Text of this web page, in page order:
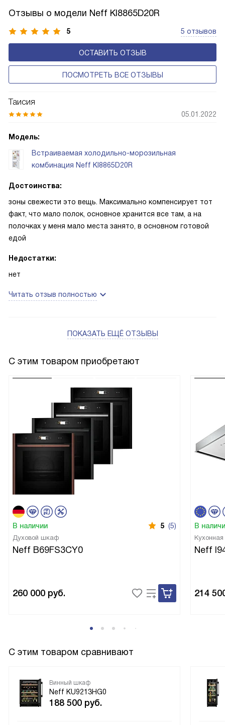
Отзывы о модели Neff KI8865D20R
5 5 отзывов
ОСТАВИТЬ ОТЗЫВ
ПОСМОТРЕТЬ ВСЕ ОТЗЫВЫ
Таисия
05.01.2022
Модель:
Встраиваемая холодильно-морозильная
комбинация Neff KI8865D20R
Достоинства:
зоны свежести это вещь. Максимально компенсирует тот
факт, что мало полок, основное хранится все там, а на
полочках у меня мало места занято, в основном готовой
едой
Недостатки:
нет
Читать отзыв полностью
ПОКАЗАТЬ ЕЩЁ ОТЗЫВЫ
С этим товаром приобретают
В наличии 5 (5)
Духовой шкаф
Neff B69FS3CY0
260 000 руб.
В
Neff
214
С этим товаром сравнивают
Винный шкаф
Neff KU9213HG0
188 500 руб.